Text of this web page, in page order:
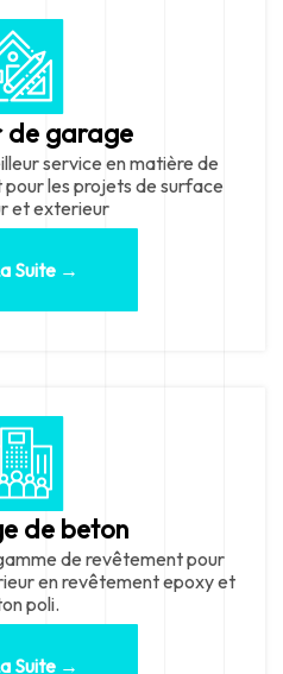
de garage
service en matière de
les projets de surface
et exterieur
Suite →
de beton
de revêtement pour
en revêtement epoxy et
poli.
Suite →